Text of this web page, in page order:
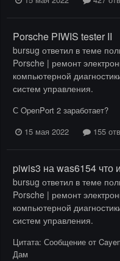
Porsche PIWIS tester II
bursug ответил в теме
Porsche | ремонт
компьютерной
систем управления.
С OpenPort 2 заработает?
15 мая 2022
155
piwis3 на was6154 что
bursug ответил в теме
Porsche | ремонт
компьютерной
систем управления.
Цитата: Сообщение от
Дам